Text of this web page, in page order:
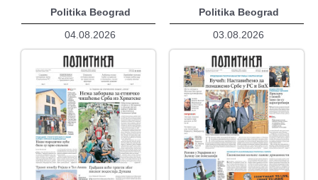
Politika Beograd
04.08.2026
Politika Beograd
03.08.2026